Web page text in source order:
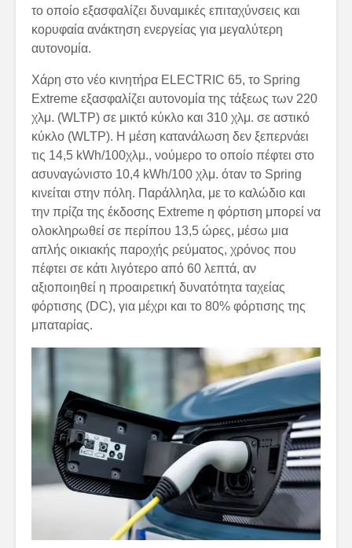
το οποίο εξασφαλίζει δυναμικές επιταχύνσεις και
κορυφαία ανάκτηση ενεργείας για μεγαλύτερη
αυτονομία.
Χάρη στο νέο κινητήρα ELECTRIC 65, το Spring
Extreme εξασφαλίζει αυτονομία της τάξεως των 220
χλμ. (WLTP) σε μικτό κύκλο και 310 χλμ. σε αστικό
κύκλο (WLTP). Η μέση κατανάλωση δεν ξεπερνάει
τις 14,5 kWh/100χλμ., νούμερο το οποίο πέφτει στο
ασυναγώνιστο 10,4 kWh/100 χλμ. όταν το Spring
κινείται στην πόλη. Παράλληλα, με το καλώδιο και
την πρίζα της έκδοσης Extreme η φόρτιση μπορεί να
ολοκληρωθεί σε περίπου 13,5 ώρες, μέσω μια
απλής οικιακής παροχής ρεύματος, χρόνος που
πέφτει σε κάτι λιγότερο από 60 λεπτά, αν
αξιοποιηθεί η προαιρετική δυνατότητα ταχείας
φόρτισης (DC), για μέχρι και το 80% φόρτισης της
μπαταρίας.